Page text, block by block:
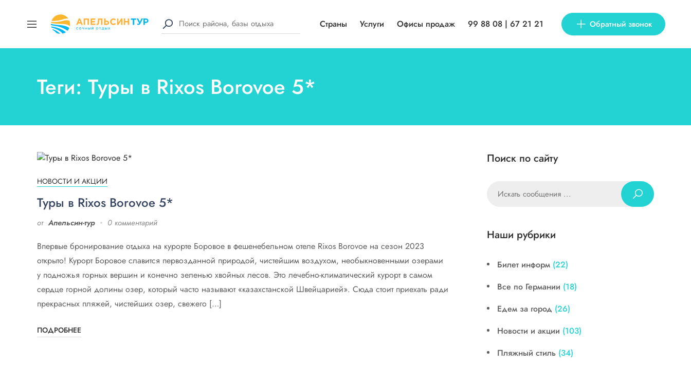
Страны Услуги Офисы продаж 99 88 08 | 67 21 21 Обратный звонок
Теги: Туры в Rixos Borovoe 5*
НОВОСТИ И АКЦИИ
Туры в Rixos Borovoe 5*
от Апельсин-тур 0 комментарий
Впервые бронирование отдыха на курорте Боровое в фешенебельном отеле Rixos Borovoe на сезон 2023
открыто! Курорт Боровое славится первозданной природой, чистейшим воздухом, необыкновенными озерами
у подножья горных вершин и конечно зеленью хвойных лесов. Это лечебно-климатический курорт в самом
сердце горной долины озер, который часто называют «казахстанской Швейцарией». Сюда стоит приехать ради
прекрасных пляжей, чистейших озер, свежего […]
ПОДРОБНЕЕ
Поиск по сайту
Наши рубрики
Билет информ (22)
Все по Германии (18)
Едем за город (26)
Новости и акции (103)
Пляжный стиль (34)